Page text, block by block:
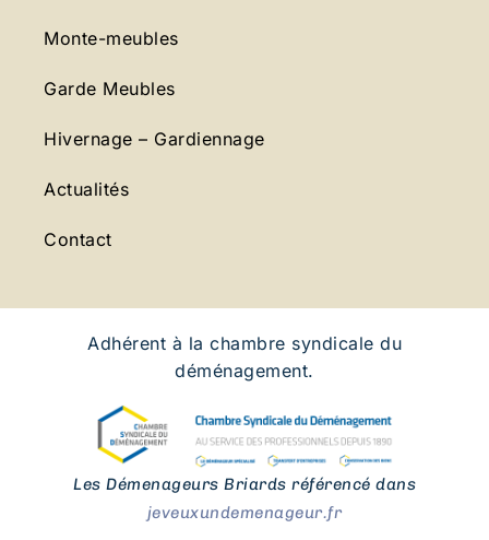
Monte-meubles
Garde Meubles
Hivernage – Gardiennage
Actualités
Contact
Adhérent à la chambre syndicale du
déménagement.
Les Démenageurs Briards référencé dans
jeveuxundemenageur.fr